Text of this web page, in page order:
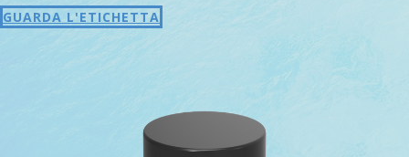
GUARDA L'ETICHETTA